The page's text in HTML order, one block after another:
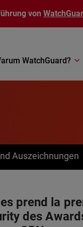
von
WatchGuard?
Auszeichnungen
prend la
des